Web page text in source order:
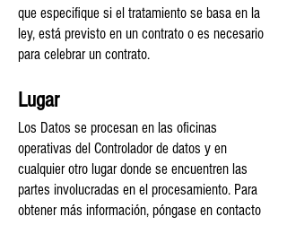
que especifique si el tratamiento se basa en la
ley, está previsto en un contrato o es necesario
para celebrar un contrato.
Lugar
Los Datos se procesan en las oficinas
operativas del Controlador de datos y en
cualquier otro lugar donde se encuentren las
partes involucradas en el procesamiento. Para
obtener más información, póngase en contacto